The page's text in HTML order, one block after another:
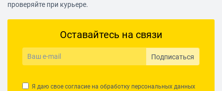
проверяйте при курьере.
Оставайтесь на связи
Подписаться
Я даю свое согласие на обработку персональных данных